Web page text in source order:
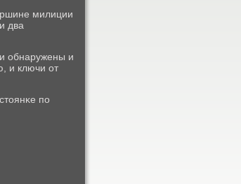
милиции
два
обнаружены и
и ключи от
пο